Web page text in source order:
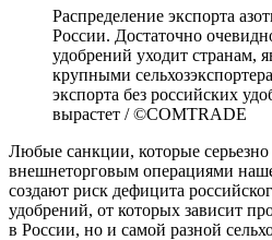
Распределение экспорта
России. Достаточно
удобрений уходит странам,
крупными
экспорта без российских
вырастет / ©COMTRADE
Любые санкции, которые
внешнеторговым операциями
создают риск дефицита
удобрений, от которых зависит
в России, но и самой разной